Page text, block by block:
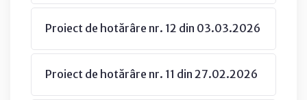
Proiect de hotărâre nr. 12 din 03.03.2026
Proiect de hotărâre nr. 11 din 27.02.2026